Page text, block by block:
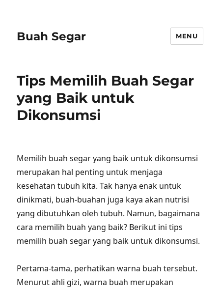
Buah Segar MENU
Tips Memilih Buah Segar
yang Baik untuk
Dikonsumsi
Memilih buah segar yang baik untuk dikonsumsi
merupakan hal penting untuk menjaga
kesehatan tubuh kita. Tak hanya enak untuk
dinikmati, buah-buahan juga kaya akan nutrisi
yang dibutuhkan oleh tubuh. Namun, bagaimana
cara memilih buah yang baik? Berikut ini tips
memilih buah segar yang baik untuk dikonsumsi.
Pertama-tama, perhatikan warna buah tersebut.
Menurut ahli gizi, warna buah merupakan